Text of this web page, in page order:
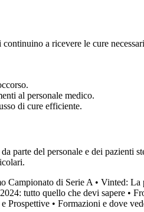
a ricevere le cure
al personale medico.
di cure efficiente.
parte del personale e dei pazienti
Campionato di Serie A • Vinted: La
tutto quello che devi sapere •
Prospettive • Formazioni e dove